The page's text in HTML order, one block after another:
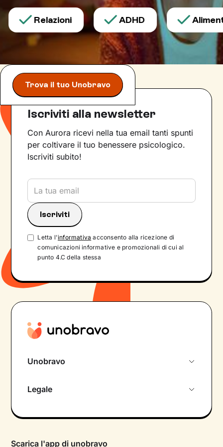
Relazioni ADHD
Trova il tuo Unobravo
Iscriviti alla newsletter
Con Aurora ricevi nella tua email tanti spunti
per coltivare il tuo benessere psicologico.
Iscriviti subito!
Letta l'informativa acconsento alla ricezione di
comunicazioni informative e promozionali di cui al
punto 4.C della stessa
Unobravo
Psicologo in chat
Legale
Scarica l'app di unobravo